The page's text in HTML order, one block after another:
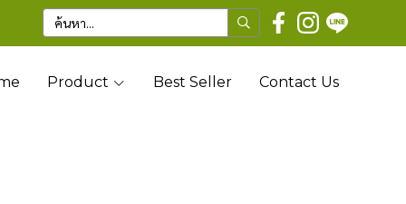
Product Best Seller Contact Us